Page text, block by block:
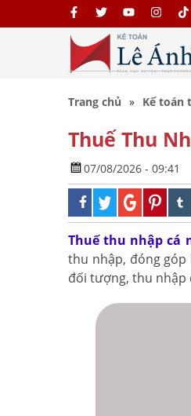
Trang chủ Kế toán
Thuế Thu
07/08/2026 - 09:41
Thuế thu nhập cá
thu nhập, đóng góp
đối tượng, thu nhập